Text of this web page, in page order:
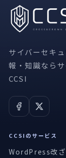
サイバーセキ
報・知識なら
CCSI
CCSIのサービス
WordPress改ざ